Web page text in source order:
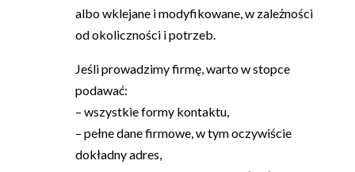
albo wklejane i modyfikowane, w zależności
od okoliczności i potrzeb.
Jeśli prowadzimy firmę, warto w stopce
podawać:
– wszystkie formy kontaktu,
– pełne dane firmowe, w tym oczywiście
dokładny adres,